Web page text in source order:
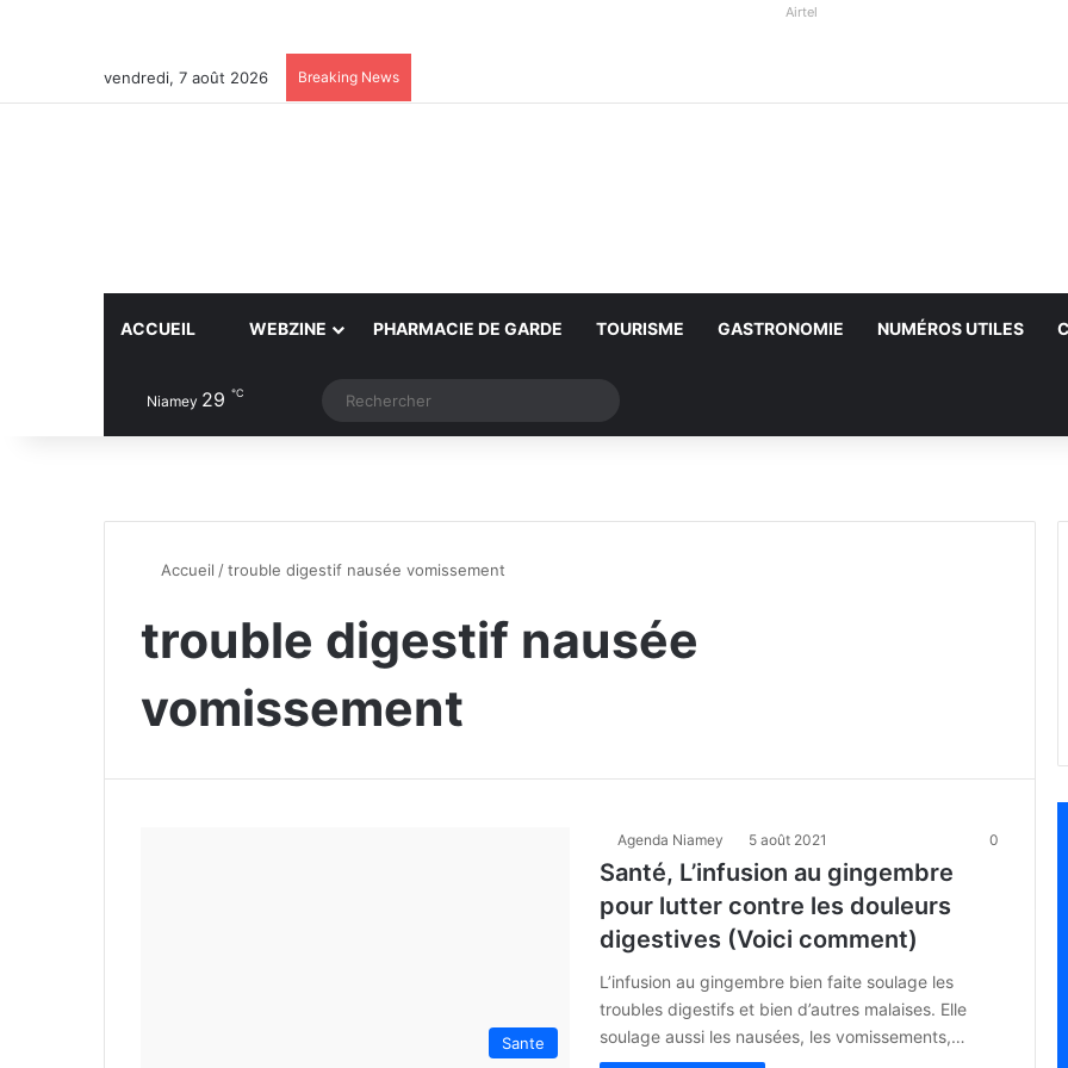
Airtel
vendredi, 7 août 2026 Breaking News
ACCUEIL WEBZINE PHARMACIE DE GARDE TOURISME GASTRONOMIE NUMÉROS UTILES
Niamey 29 ℃ Article Aléatoire
Switch skin
Accueil /trouble digestif nausée vomissement
trouble digestif nausée
vomissement
Sante
Agenda Niamey 5 août 2021 0
Santé, L’infusion au gingembre
pour lutter contre les douleurs
digestives (Voici comment)
L’infusion au gingembre bien faite soulage les
troubles digestifs et bien d’autres malaises. Elle
soulage aussi les nausées, les vomissements,…